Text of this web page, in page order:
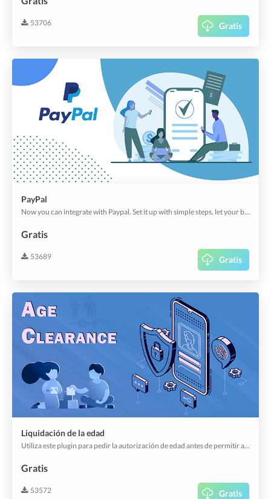
53706 Gratis
PayPal
Now you can integrate with Paypal. Set it up with simple steps, let your buyers enjoy the comfiest & the most popular payment option.
Gratis
53689 Gratis
Liquidación de la edad
Utiliza este plugin para pedir la autorización de edad antes de permitir a tus usuarios acceder a la aplicación o enviar un pedido.
Gratis
53572 Gratis